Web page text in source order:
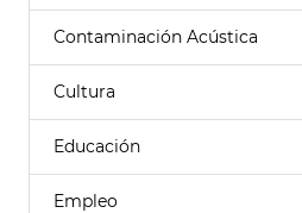
Contaminación Acústica
Cultura
Educación
Empleo